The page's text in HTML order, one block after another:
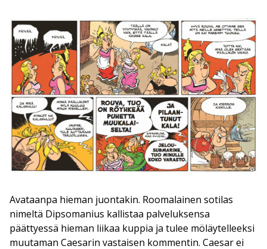
Avataanpa hieman juontakin. Roomalainen sotilas
nimeltä Dipsomanius kallistaa palveluksensa
päättyessä hieman liikaa kuppia ja tulee möläytelleeksi
muutaman Caesarin vastaisen kommentin. Caesar ei